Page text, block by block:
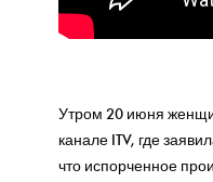
Утром 20 июня
канале ITV, где
что испорченное